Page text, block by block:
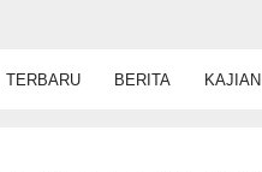
TERBARU BERITA KAJIAN